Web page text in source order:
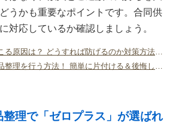
うかも重要なポイントです。合同供
対応しているか確認しましょう。
孤独死が起こる原因は？ どうすれば防げるのか対策方法をご紹介！
立川市で遺品整理を行う方法！ 簡単に片付ける＆後悔しないコツも！
理で「ゼロプラス」が選ばれ